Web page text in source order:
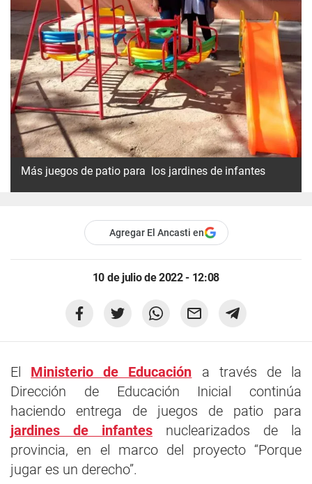
Más juegos de patio para los jardines de infantes
Agregar El Ancasti en
10 de julio de 2022 - 12:08
El Ministerio de Educación a través de la
Dirección de Educación Inicial continúa
haciendo entrega de juegos de patio para
jardines de infantes nuclearizados de la
provincia, en el marco del proyecto “Porque
jugar es un derecho”.